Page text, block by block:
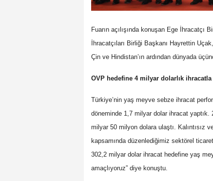
Fuarın açılışında konuşan Ege İhracatçı
İhracatçıları Birliği Başkanı Hayrettin
Çin ve Hindistan’ın ardından dünyada
OVP hedefine 4 milyar dolarlık
Türkiye’nin yaş meyve sebze ihracat
döneminde 1,7 milyar dolar ihracat yaptık.
milyar 50 milyon dolara ulaştı. Kalıntısız
kapsamında düzenlediğimiz sektörel
302,2 milyar dolar ihracat hedefine yaş
amaçlıyoruz” diye konuştu.